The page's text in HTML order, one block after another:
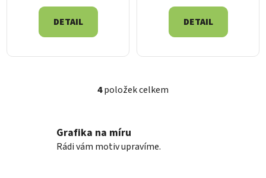
DETAIL DETAIL
O
d
4položek celkem
Grafika na míru
Rádi vám motiv upravíme.